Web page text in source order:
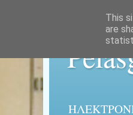
This
are